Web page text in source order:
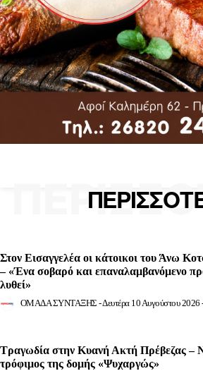
Στον Εισαγγελέα οι κάτοικοι του Άνω
– «Ένα σοβαρό και επαναλαμβανόμενο
λυθεί»
ΟΜΑΔΑ ΣΥΝΤΑΞΗΣ -Δευτέρα 10 Αυγούστου 2026
Τραγωδία στην Κυανή Ακτή Πρέβεζας –
τρόφιμος της δομής «Ψυχαργώς»